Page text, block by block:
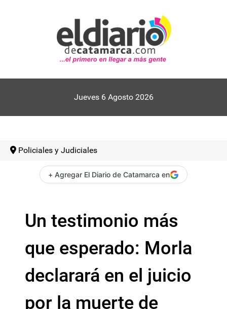
Jueves 6 Agosto 2026
Policiales y Judiciales
+ Agregar El Diario de Catamarca en
Un testimonio más
que esperado: Morla
declarará en el juicio
por la muerte de